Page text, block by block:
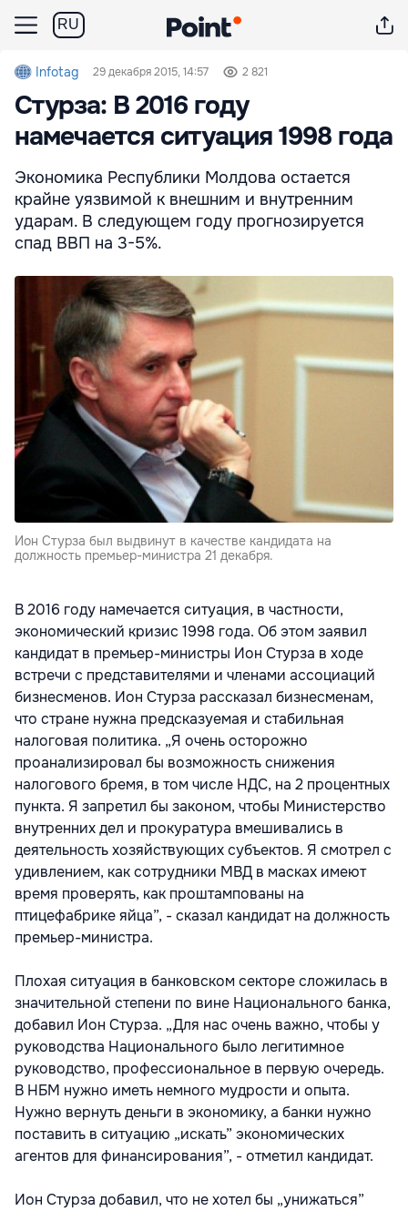
RU
Infotag 29 декабря 2015, 14:57 2 821
Стурза: В 2016 году
намечается ситуация 1998 года
Экономика Республики Молдова остается
крайне уязвимой к внешним и внутренним
ударам. В следующем году прогнозируется
спад ВВП на 3-5%.
Ион Стурза был выдвинут в качестве кандидата на
должность премьер-министра 21 декабря.
В 2016 году намечается ситуация, в частности,
экономический кризис 1998 года. Об этом заявил
кандидат в премьер-министры Ион Стурза в ходе
встречи с представителями и членами ассоциаций
бизнесменов. Ион Стурза рассказал бизнесменам,
что стране нужна предсказуемая и стабильная
налоговая политика. „Я очень осторожно
проанализировал бы возможность снижения
налогового бремя, в том числе НДС, на 2 процентных
пункта. Я запретил бы законом, чтобы Министерство
внутренних дел и прокуратура вмешивались в
деятельность хозяйствующих субъектов. Я смотрел с
удивлением, как сотрудники МВД в масках имеют
время проверять, как проштампованы на
птицефабрике яйца”, - сказал кандидат на должность
премьер-министра.
Плохая ситуация в банковском секторе сложилась в
значительной степени по вине Национального банка,
добавил Ион Стурза. „Для нас очень важно, чтобы у
руководства Национального было легитимное
руководство, профессиональное в первую очередь.
В НБМ нужно иметь немного мудрости и опыта.
Нужно вернуть деньги в экономику, а банки нужно
поставить в ситуацию „искать” экономических
агентов для финансирования”, - отметил кандидат.
Ион Стурза добавил, что не хотел бы „унижаться”